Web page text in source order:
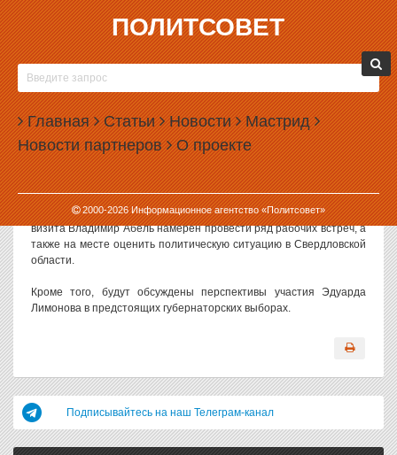
ПОЛИТСОВЕТ
Главная Статьи Новости Мастрид
Новости партнеров О проекте
2000-2026Информационное агентство «Политсовет»
09.07.2003, 07:23
ЕКАТЕРИНБУРГ ПОСЕТИТ ДОВЕРЕННОЕ
ЛИЦО ЛИМОНОВА
Сегодня в Екатеринбург прибывает член исполкома Национал-
Большевистской партии, доверенное лицо Эдуарда Лимонова –
Владимир Абель.
Как сообщил ИА «Политсовет» руководитель Свердловского
регионального отделения НБП Олег Шаргунов, в ходе своего
визита Владимир Абель намерен провести ряд рабочих встреч, а
также на месте оценить политическую ситуацию в Свердловской
области.
Кроме того, будут обсуждены перспективы участия Эдуарда
Лимонова в предстоящих губернаторских выборах.
Подписывайтесь на наш Телеграм-канал